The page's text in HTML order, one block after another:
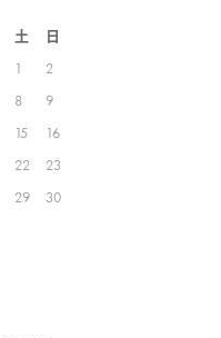
土
日
1
2
8
9
15
16
22
23
29
30